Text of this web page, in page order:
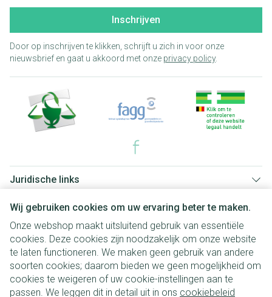
Wij gebruiken cookies om uw ervaring beter te maken.
Onze webshop maakt uitsluitend gebruik van essentiële
cookies. Deze cookies zijn noodzakelijk om onze website
te laten functioneren. We maken geen gebruik van andere
soorten cookies; daarom bieden we geen mogelijkheid om
cookies te weigeren of uw cookie-instellingen aan te
passen. We leggen dit in detail uit in ons cookiebeleid
Inschrijven
Door op inschrijven te klikken, schrijft u zich in voor onze
nieuwsbrief en gaat u akkoord met onze privacy policy.
Juridische links